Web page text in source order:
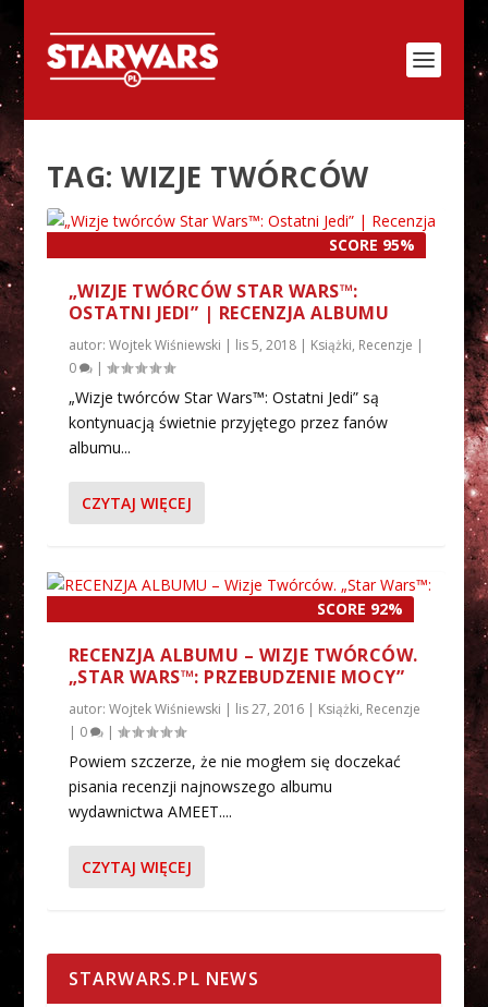
TAG:WIZJE TWÓRCÓW
SCORE 95%
„WIZJE TWÓRCÓW STAR WARS™:
OSTATNI JEDI” | RECENZJA ALBUMU
autor: Wojtek Wiśniewski | lis 5, 2018| Książki, Recenzje |
0
|
„Wizje twórców Star Wars™: Ostatni Jedi” są
kontynuacją świetnie przyjętego przez fanów
albumu...
CZYTAJ WIĘCEJ
SCORE 92%
RECENZJA ALBUMU – WIZJE TWÓRCÓW.
„STAR WARS™: PRZEBUDZENIE MOCY”
autor: Wojtek Wiśniewski | lis 27, 2016| Książki, Recenzje
| 0 |
Powiem szczerze, że nie mogłem się doczekać
pisania recenzji najnowszego albumu
wydawnictwa AMEET....
CZYTAJ WIĘCEJ
STARWARS.PL NEWS